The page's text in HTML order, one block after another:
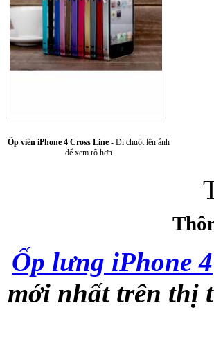
Ốp viền iPhone 4 Cross Line - Di chuột lên ảnh
để xem rõ hơn
Ốp lưng iPhone 4
mới nhất trên thị